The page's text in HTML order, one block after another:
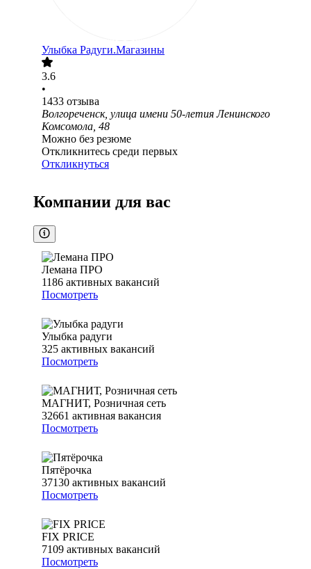
Улыбка Радуги.Магазины
3.6
•
1433 отзыва
Волгореченск, улица имени 50-летия Ленинского
Комсомола, 48
Можно без резюме
Откликнитесь среди первых
Откликнуться
Компании для вас
Лемана ПРО
1186 активных вакансий
Посмотреть
Улыбка радуги
325 активных вакансий
Посмотреть
МАГНИТ, Розничная сеть
32661 активная вакансия
Посмотреть
Пятёрочка
37130 активных вакансий
Посмотреть
FIX PRICE
7109 активных вакансий
Посмотреть